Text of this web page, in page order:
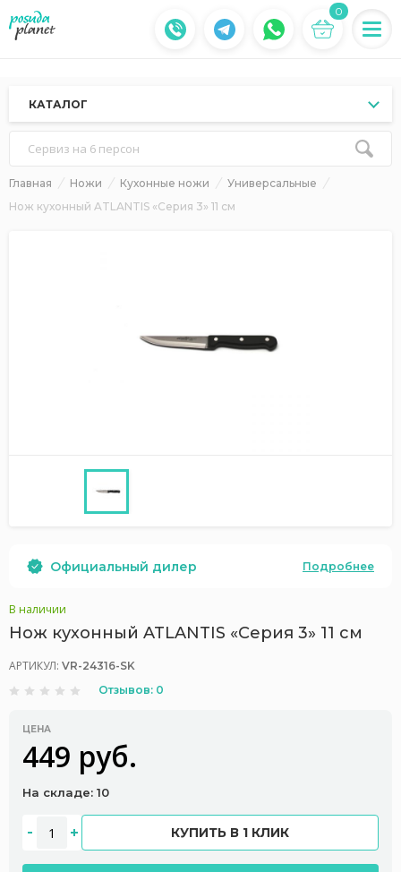
0
КАТАЛОГ
Сервиз на 6 персон
Главная Ножи Кухонные ножи
Универсальные
Нож кухонный ATLANTIS «Серия 3» 11 см
Официальный дилер Подробнее
В наличии
Нож кухонный ATLANTIS «Серия 3» 11 см
АРТИКУЛ: VR-24316-SK
Отзывов: 0
ЦЕНА
449 руб.
На складе: 10
КУПИТЬ В 1 КЛИК